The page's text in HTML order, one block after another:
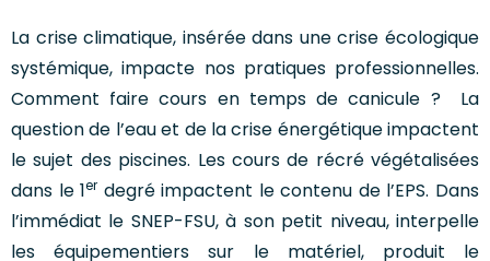
La crise climatique, insérée dans une crise écologique
systémique, impacte nos pratiques professionnelles.
Comment faire cours en temps de canicule ? La
question de l’eau et de la crise énergétique impactent
le sujet des piscines. Les cours de récré végétalisées
dans le 1er degré impactent le contenu de l’EPS. Dans
l’immédiat le SNEP-FSU, à son petit niveau, interpelle
les équipementiers sur le matériel, produit le